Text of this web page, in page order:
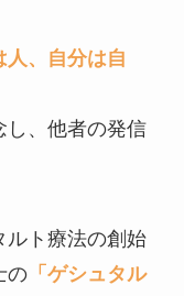
人、自分は自
し、他者の発信
ルト療法の創始
の「ゲシュタル